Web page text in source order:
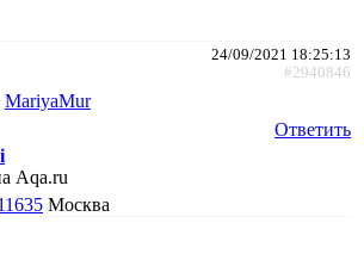
24/09/2021 18:25:13
#2940846
MariyaMur
Ответить
Aqa.ru
Москва